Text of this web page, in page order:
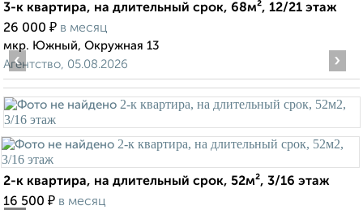
3-к квартира, на длительный срок, 68м², 12/21 этаж
26 000 ₽ в месяц
мкр. Южный, Окружная 13
Агентство, 05.08.2026
‹ ›
2-к квартира, на длительный срок, 52м², 3/16 этаж
16 500 ₽ в месяц